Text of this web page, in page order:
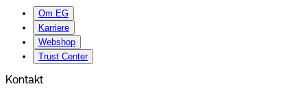
Om EG
Karriere
Webshop
Trust Center
Kontakt